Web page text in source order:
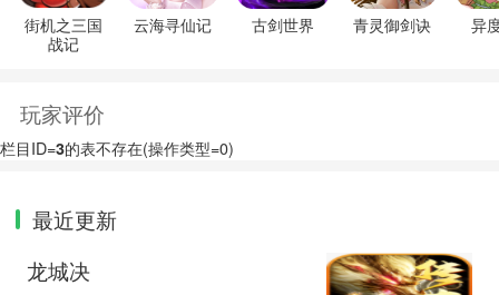
街机之三国
战记
云海寻仙记 古剑世界 青灵御剑诀 异
玩家评价
栏目ID=3的表不存在(操作类型=0)
最近更新
龙城决